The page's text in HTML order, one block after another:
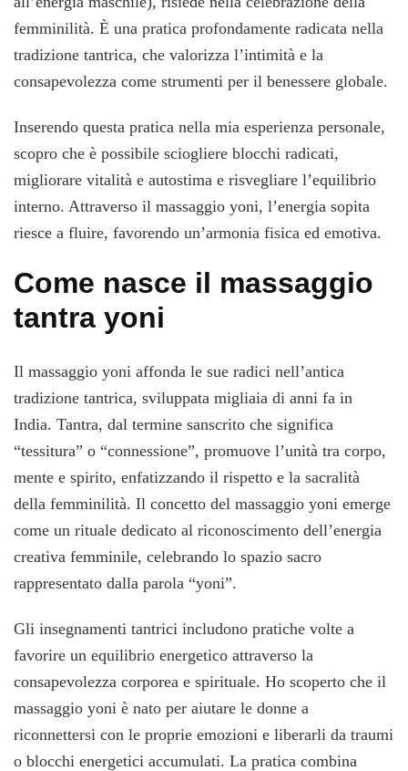
femminilità. È una pratica profondamente radicata nella
tradizione tantrica, che valorizza l’intimità e la
consapevolezza come strumenti per il benessere globale.
Inserendo questa pratica nella mia esperienza personale,
scopro che è possibile sciogliere blocchi radicati,
migliorare vitalità e autostima e risvegliare l’equilibrio
interno. Attraverso il massaggio yoni, l’energia sopita
riesce a fluire, favorendo un’armonia fisica ed emotiva.
Come nasce il massaggio
tantra yoni
Il massaggio yoni affonda le sue radici nell’antica
tradizione tantrica, sviluppata migliaia di anni fa in
India. Tantra, dal termine sanscrito che significa
“tessitura” o “connessione”, promuove l’unità tra corpo,
mente e spirito, enfatizzando il rispetto e la sacralità
della femminilità. Il concetto del massaggio yoni emerge
come un rituale dedicato al riconoscimento dell’energia
creativa femminile, celebrando lo spazio sacro
rappresentato dalla parola “yoni”.
Gli insegnamenti tantrici includono pratiche volte a
favorire un equilibrio energetico attraverso la
consapevolezza corporea e spirituale. Ho scoperto che il
massaggio yoni è nato per aiutare le donne a
riconnettersi con le proprie emozioni e liberarli da traumi
o blocchi energetici accumulati. La pratica combina